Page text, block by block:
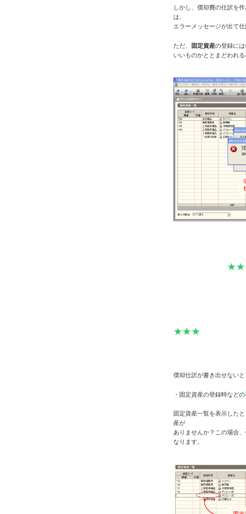
しかし、償却費の仕訳を
は、
エラーメッセージが出て仕
ただ、 固定資産の登録に
いいものかととまどわれる
★★★ そ
★★★
償却仕訳が書き出せない
・固定資産の登録時などの
固定資産一覧を表示した
産が
ありませんか？この場合
なります。